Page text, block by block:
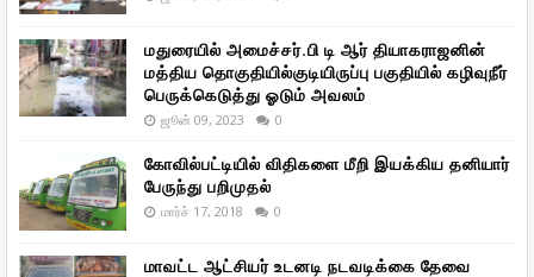
மதுரையில் அமைச்சர்.பி டி ஆர் தியாகராஜனின்
மத்திய தொகுதியில்குடியிருப்பு பகுதியில் கழிவுநீர்
பெருக்கெடுத்து ஓடும் அவலம்
ஜூன் 09, 2023 0
கோவில்பட்டியில் விதிகளை மீறி இயக்கிய தனியார்
பேருந்து பறிமுதல்
மார்ச் 17, 2018 0
மாவட்ட ஆட்சியர் உடனடி நடவடிக்கை தேவை